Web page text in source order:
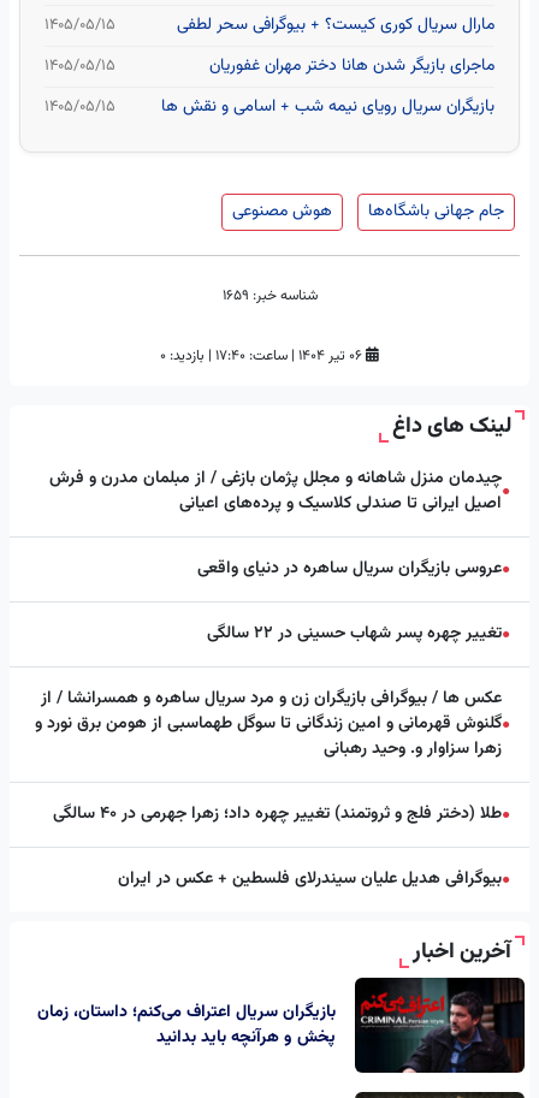
مارال سریال کوری کیست؟ + بیوگرافی سحر لطفی ۱۴۰۵/۰۵/۱۵
ماجرای بازیگر شدن هانا دختر مهران غفوریان ۱۴۰۵/۰۵/۱۵
بازیگران سریال رویای نیمه شب + اسامی و نقش ها ۱۴۰۵/۰۵/۱۵
جام جهانی باشگاه‌ها هوش مصنوعی
شناسه خبر:
| ساعت: ۱۷:۴۰ | بازدید: 0
لینک های داغ
●چیدمان منزل شاهانه و مجلل پژمان بازغی / از مبلمان مدرن و فرش
اصیل ایرانی تا صندلی کلاسیک و پرده‌های اعیانی
●عروسی بازیگران سریال ساهره در دنیای واقعی
●تغییر چهره پسر شهاب حسینی در ۲۲ سالگی
●
عکس ها / بیوگرافی بازیگران زن و مرد سریال ساهره و همسرانشا / از
گلنوش قهرمانی و امین زندگانی تا سوگل طهماسبی از هومن برق نورد و
زهرا سزاوار و. وحید رهبانی
●طلا (دختر فلج و ثروتمند) تغییر چهره داد؛ زهرا جهرمی در ۴۰ سالگی
●بیوگرافی هدیل علیان سیندرلای فلسطین + عکس در ایران
آخرین اخبار
بازیگران سریال اعتراف می‌کنم؛ داستان، زمان
پخش و هرآنچه باید بدانید